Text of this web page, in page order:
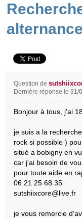
alternance
Question de
Dernière réponse le 31/
Bonjour à tous, j'ai
je suis a la
rock si possible )
situé a bobigny en
car j'ai besoin de
pour toute aide en
06 21 25 68 35
sutshiixcore@live.fr
je vous remercie